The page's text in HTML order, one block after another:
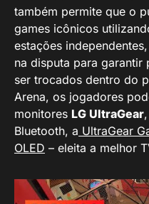
também permite que o
games icônicos
estações
na disputa para garantir
ser trocados dentro do
Arena, os jogadores
monitores LG UltraGear
Bluetooth, a UltraGear
OLED – eleita a melhor